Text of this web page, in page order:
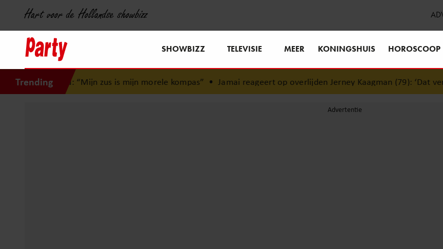
Hart voor de Hollandse showbizz
SHOWBIZZ TELEVISIE MEER KONINGSHUIS HOROSCOOP
Trending
“Mijn zus is mijn morele kompas”•Jamai reageert op overlijden Jerney Kaagman (79): ‘Dat vertrouwen zal ik